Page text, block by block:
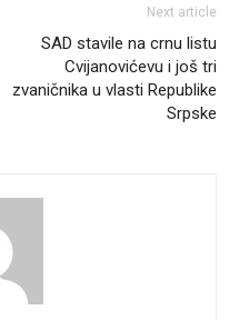
Next article
SAD stavile na crnu listu
Cvijanovićevu i još tri
zvaničnika u vlasti Republike
Srpske